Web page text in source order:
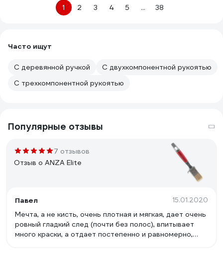
1 2 3 4 5 ... 38
Часто ищут
С деревянной ручкой
С двухкомпонентной рукоятью
С трехкомпонентной рукоятью
Популярные отзывы
7 отзывов
Отзыв о ANZA Elite
Павел 15.01.2020
Мечта, а не кисть, очень плотная и мягкая, дает очень
ровный гладкий след (почти без полос), впитывает
много краски, а отдает постепенно и равномерно,